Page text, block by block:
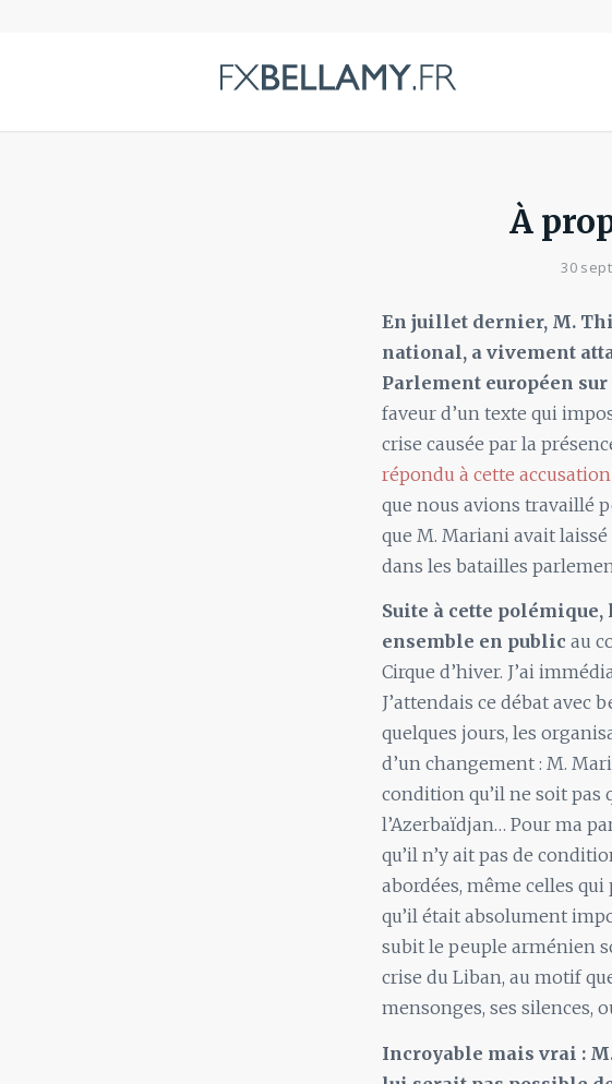
À
30
En juillet dernier, M.
national, a vivement
Parlement européen
faveur d’un texte qui
crise causée par la
répondu à cette accusation
que nous avions travaillé
que M. Mariani avait
dans les batailles
Suite à cette
ensemble en public au
Cirque d’hiver. J’ai
J’attendais ce débat avec
quelques jours, les
d’un changement : M.
condition qu’il ne soit pas
l’Azerbaïdjan… Pour ma
qu’il n’y ait pas de
abordées, même celles
qu’il était absolument
subit le peuple arménien
crise du Liban, au motif
mensonges, ses silences,
Incroyable mais vrai :